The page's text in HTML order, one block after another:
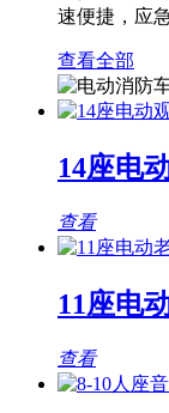
速便捷，应
查看全部
14座电
查看
11座电
查看